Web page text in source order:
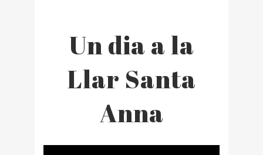
Un dia a la
Llar Santa
Anna